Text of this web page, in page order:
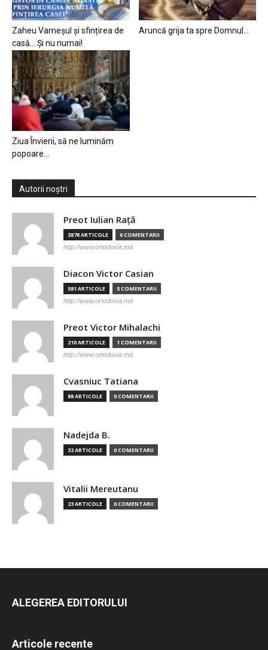
Zaheu Vameșul și sfințirea de
casă… Și nu numai!
Aruncă grija ta spre Domnul…
Ziua Învierii, să ne luminăm
popoare…
Autorii noștri
Preot Iulian Raţă
3878 ARTICOLE 6 COMENTARII
http://www.ortodoxia.md
Diacon Victor Casian
581 ARTICOLE 5 COMENTARII
http://www.ortodoxia.md
Preot Victor Mihalachi
210 ARTICOLE 1 COMENTARII
http://www.ortodoxia.md
Cvasniuc Tatiana
88 ARTICOLE 0 COMENTARII
Nadejda B.
32 ARTICOLE 0 COMENTARII
Vitalii Mereutanu
23 ARTICOLE 0 COMENTARII
ALEGEREA EDITORULUI
Articole recente